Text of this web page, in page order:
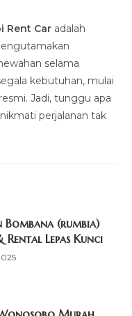
Rent Car adalah
selama
kebutuhan, mulai
Jadi, tunggu apa
perjalanan tak
Bombana (rumbia)
Lepas Kunci